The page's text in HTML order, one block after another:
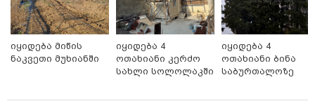
Faceამბები
იყიდება მიწის
ნაკვეთი მუხიანში
იყიდება 4
ოთახიანი კერძო
სახლი სოლოლაკში
იყიდება 4
ოთახიანი ბინა
საბურთალოზე